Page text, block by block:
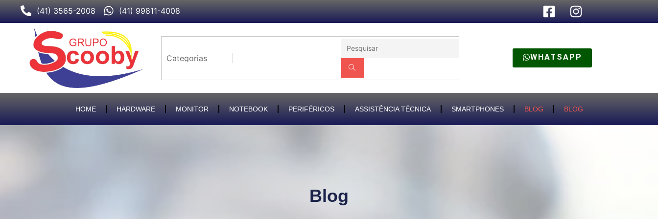
conteúdo
(41) 3565-2008 (41) 99811-4008
WHATSAPP
HOME HARDWARE MONITOR NOTEBOOK PERIFÉRICOS ASSISTÊNCIA TÉCNICA SMARTPHONES BLOG BLOG
Blog